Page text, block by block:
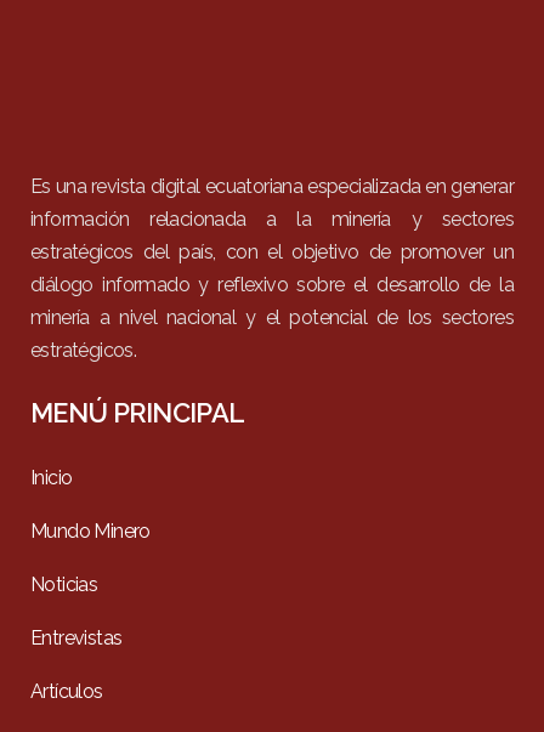
Es una revista digital ecuatoriana especializada en generar
información relacionada a la minería y sectores
estratégicos del país, con el objetivo de promover un
diálogo informado y reflexivo sobre el desarrollo de la
minería a nivel nacional y el potencial de los sectores
estratégicos.
MENÚ PRINCIPAL
Inicio
Mundo Minero
Noticias
Entrevistas
Artículos